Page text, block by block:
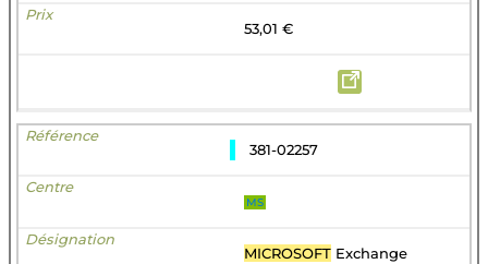
53,01 €
381-02257
MS
MICROSOFT Exchange